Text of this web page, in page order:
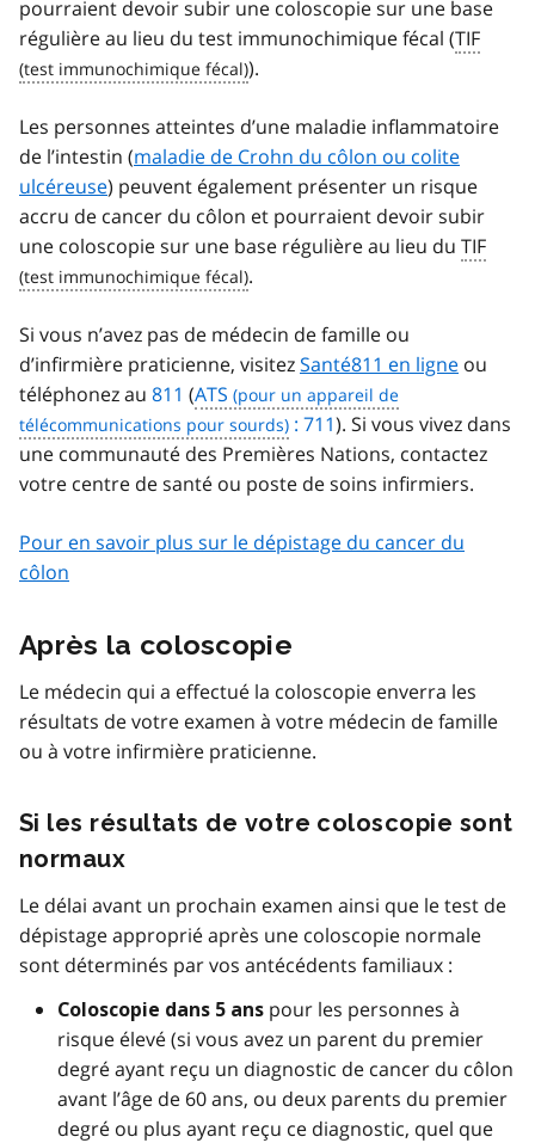
pourraient devoir subir une coloscopie sur une base
régulière au lieu du test immunochimique fécal (TIF
).
Les personnes atteintes d’une maladie inflammatoire
de l’intestin (maladie de Crohn du côlon ou colite
ulcéreuse) peuvent également présenter un risque
accru de cancer du côlon et pourraient devoir subir
une coloscopie sur une base régulière au lieu du TIF
.
Si vous n’avez pas de médecin de famille ou
d’infirmière praticienne, visitezSanté811 en ligne ou
téléphonez au 811 (ATS
: 711). Si vous vivez dans
une communauté des Premières Nations, contactez
votre centre de santé ou poste de soins infirmiers.
Pour en savoir plus sur le dépistage du cancer du
côlon
Après la coloscopie
Le médecin qui a effectué la coloscopie enverra les
résultats de votre examen à votre médecin de famille
ou à votre infirmière praticienne.
Si les résultats de votre coloscopie sont
normaux
Le délai avant un prochain examen ainsi que le test de
dépistage approprié après une coloscopie normale
sont déterminés par vos antécédents familiaux :
Coloscopie dans 5 ans pour les personnes à
risque élevé (si vous avez un parent du premier
degré ayant reçu un diagnostic de cancer du côlon
avant l’âge de 60 ans, ou deux parents du premier
degré ou plus ayant reçu ce diagnostic, quel que